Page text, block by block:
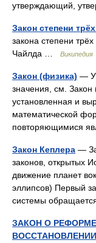
утверждающий,
Закон степени
закона степени
Чайлда …
Википедия
Закон (физика) — У
значения, см. Закон
установленная и
математической
повторяющимися
Закон Кеплера —
законов, открытых
движение планет
эллипсов) Первый
системы
ЗАКОН О
ВОССТАНОВЛЕНИИ